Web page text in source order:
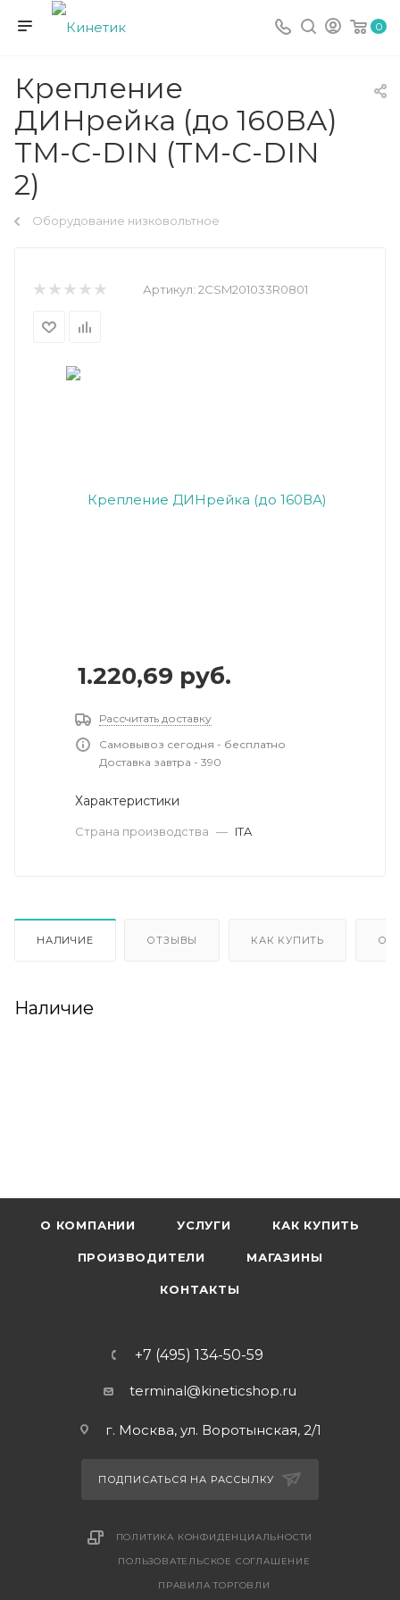
0
Крепление
ДИНрейка (до 160ВА)
TM-C-DIN (TM-C-DIN
2)
Оборудование низковольтное
Артикул: 2CSM201033R0801
1.220,69 руб.
Рассчитать доставку
Самовывоз сегодня - бесплатно
Доставка завтра - 390
Характеристики
Страна производства — ITA
НАЛИЧИЕ ОТЗЫВЫ КАК КУПИТЬ
Наличие
О КОМПАНИИ УСЛУГИ КАК КУПИТЬ
ПРОИЗВОДИТЕЛИ МАГАЗИНЫ
КОНТАКТЫ
+7 (495) 134-50-59
terminal@kineticshop.ru
г. Москва, ул. Воротынская, 2/1
ПОДПИСАТЬСЯ НА РАССЫЛКУ
ПОЛИТИКА КОНФИДЕНЦИАЛЬНОСТИ
ПОЛЬЗОВАТЕЛЬСКОЕ СОГЛАШЕНИЕ
ПРАВИЛА ТОРГОВЛИ